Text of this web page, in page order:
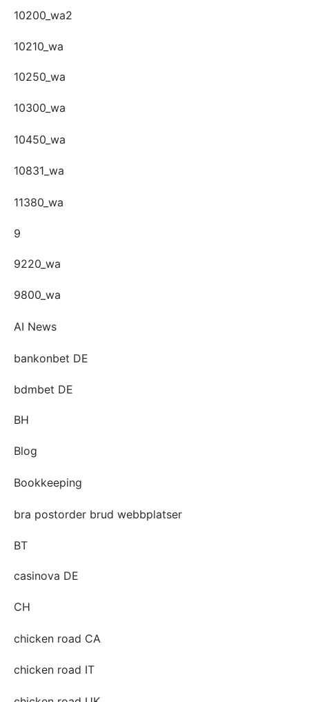
10200_wa2
10210_wa
10250_wa
10300_wa
10450_wa
10831_wa
11380_wa
9
9220_wa
9800_wa
AI News
bankonbet DE
bdmbet DE
BH
Blog
Bookkeeping
bra postorder brud webbplatser
BT
casinova DE
CH
chicken road CA
chicken road IT